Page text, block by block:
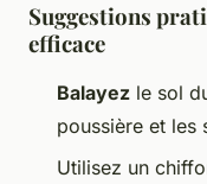
Suggestions
efficace
Balayez le sol
poussière et les
Utilisez un